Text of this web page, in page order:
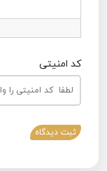
کد امنیتی
ثبت دیدگاه